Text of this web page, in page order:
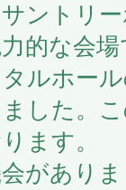
ントリ
的な会
タルホー
した。
ます。
があり